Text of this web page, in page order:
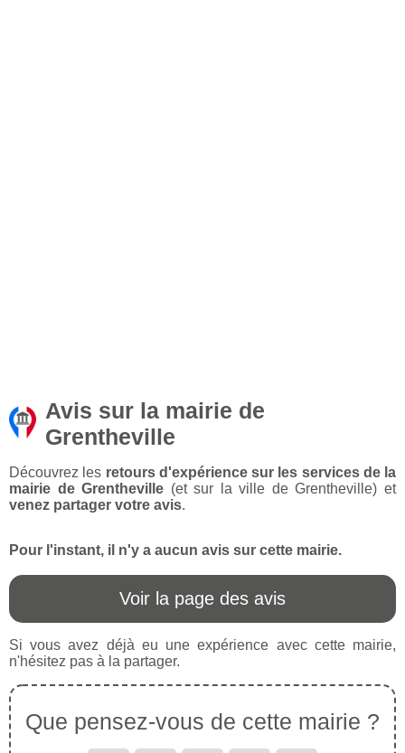
Avis sur la mairie de
Grentheville
Découvrez les retours d'expérience sur les services de la
mairie de Grentheville (et sur la ville de Grentheville) et
venez partager votre avis.
Pour l'instant, il n'y a aucun avis sur cette mairie.
Voir la page des avis
Si vous avez déjà eu une expérience avec cette mairie,
n'hésitez pas à la partager.
Que pensez-vous de cette mairie ?